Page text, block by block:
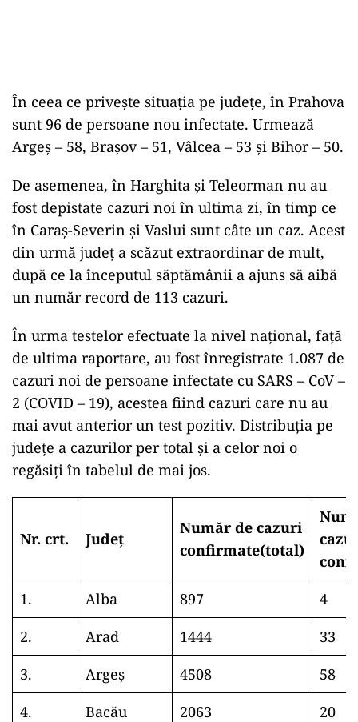
În ceea ce privește situația pe județe, în Prahova
sunt 96 de persoane nou infectate. Urmează
Argeș – 58, Brașov – 51, Vâlcea – 53 și Bihor – 50.
De asemenea, în Harghita și Teleorman nu au
fost depistate cazuri noi în ultima zi, în timp ce
în Caraș-Severin și Vaslui sunt câte un caz. Acest
din urmă județ a scăzut extraordinar de mult,
după ce la începutul săptămânii a ajuns să aibă
un număr record de 113 cazuri.
În urma testelor efectuate la nivel național, față
de ultima raportare, au fost înregistrate 1.087 de
cazuri noi de persoane infectate cu SARS – CoV –
2 (COVID – 19), acestea fiind cazuri care nu au
mai avut anterior un test pozitiv. Distribuția pe
județe a cazurilor per total și a celor noi o
regăsiți în tabelul de mai jos.
Nr. crt. Județ
Număr de cazuri
confirmate(total)
1.
Alba 897
4
2.
Arad 1444
33
3.
Argeș 4508
58
4.
Bacău 2063
20